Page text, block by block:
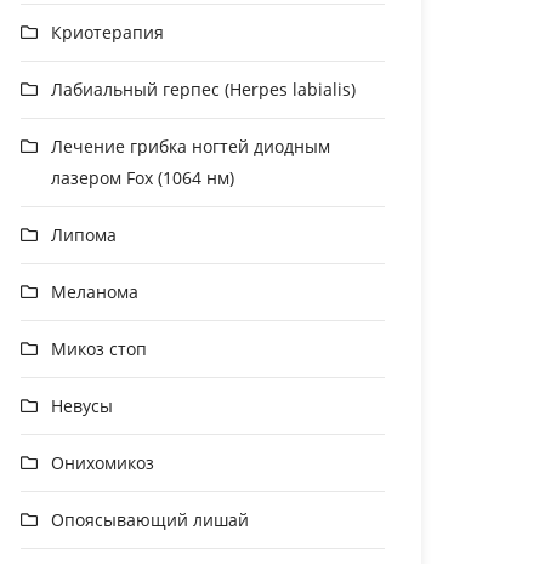
Криотерапия
Лабиальный герпес (Herpes labialis)
Лечение грибка ногтей диодным
лазером Fox (1064 нм)
Липома
Меланома
Микоз стоп
Невусы
Онихомикоз
Опоясывающий лишай